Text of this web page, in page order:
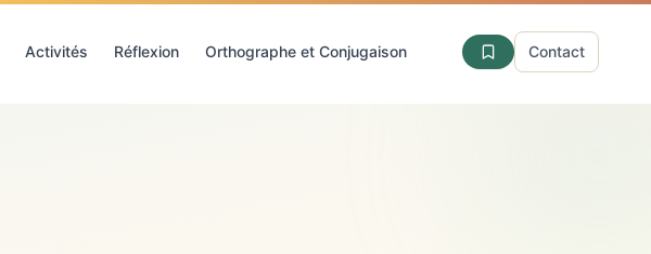
Activités Réflexion Orthographe et Conjugaison Contact